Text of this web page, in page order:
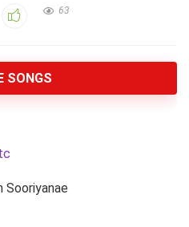
63
SONGS
Sooriyanae